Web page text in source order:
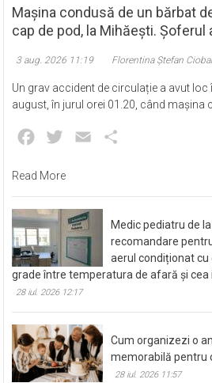
Mașina condusă de un bărbat
cap de pod, la Mihăești. Șoferul
3 aug. 2026 11:19 Florentina Ștefan
Un grav accident de circulație a avut loc
august, în jurul orei 01.20, când mașina
Facebook
Twitter Email
Read More
Medic pediatru de
recomandare
aerul condiționat
grade între temperatura de afară și cea
28 iul. 2026 12:17
Cum organizezi o
memorabilă pentru
28 iul. 2026 11:57